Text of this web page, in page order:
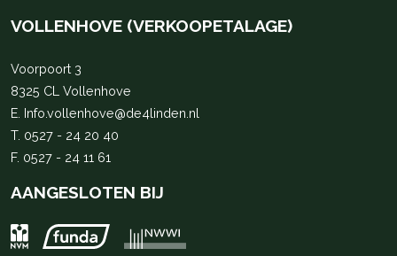
VOLLENHOVE (VERKOOPETALAGE)
Voorpoort 3
8325 CL Vollenhove
E. Info.vollenhove@de4linden.nl
T. 0527 - 24 20 40
F. 0527 - 24 11 61
AANGESLOTEN BIJ